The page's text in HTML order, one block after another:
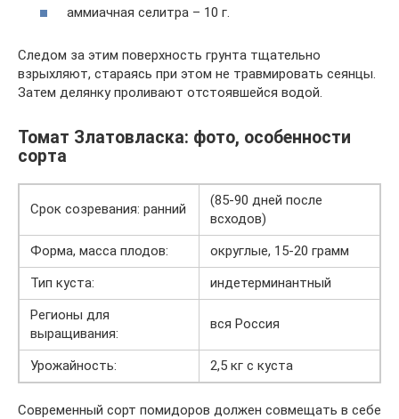
аммиачная селитра – 10 г.
Следом за этим поверхность грунта тщательно
взрыхляют, стараясь при этом не травмировать сеянцы.
Затем делянку проливают отстоявшейся водой.
Томат Златовласка: фото, особенности
сорта
Срок созревания: ранний
(85-90 дней после
всходов)
Форма, масса плодов:
округлые, 15-20 грамм
Тип куста:
индетерминантный
Регионы для
выращивания:
вся Россия
Урожайность: 2,5 кг с куста
Современный сорт помидоров должен совмещать в себе